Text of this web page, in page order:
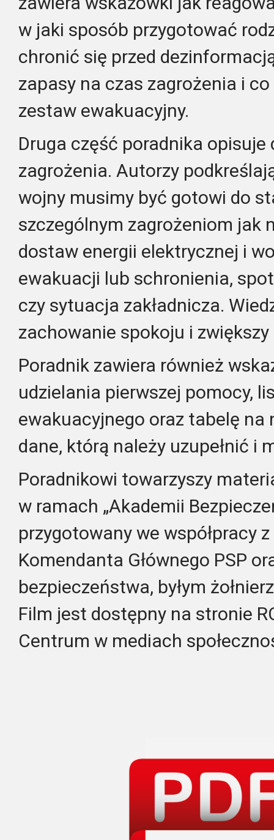
w jaki sposób przygotować
chronić się przed
zapasy na czas zagrożenia i
zestaw ewakuacyjny.
Druga część poradnika opisuje
zagrożenia. Autorzy
wojny musimy być gotowi do
szczególnym zagrożeniom jak
dostaw energii elektrycznej i
ewakuacji lub schronienia,
czy sytuacja zakładnicza.
zachowanie spokoju i
Poradnik zawiera również
udzielania pierwszej pomocy,
ewakuacyjnego oraz tabelę na
dane, którą należy uzupełnić i
Poradnikowi towarzyszy
w ramach „Akademii
przygotowany we współpracy
Komendanta Głównego PSP
bezpieczeństwa, byłym
Film jest dostępny na stronie
Centrum w mediach